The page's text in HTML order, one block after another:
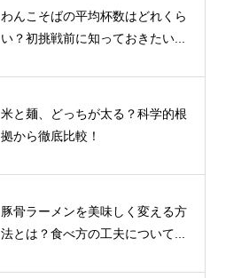
わんこそばの平均杯数はどれくら
い？初挑戦前に知っておきたい...
米と麺、どっちが太る？科学的根
拠から徹底比較！
豚骨ラーメンを美味しく変える方
法とは？食べ方の工夫について...